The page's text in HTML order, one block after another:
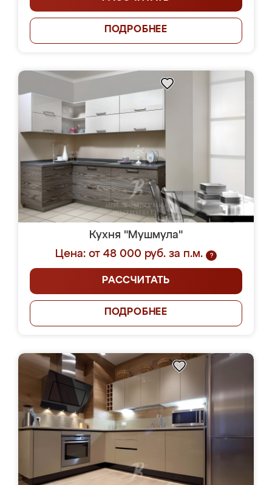
ПОДРОБНЕЕ
Кухня "Мушмула"
Цена: от 48 000 руб. за п.м.
?
РАССЧИТАТЬ
ПОДРОБНЕЕ